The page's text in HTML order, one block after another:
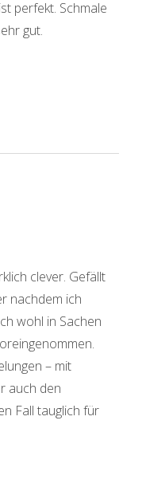
perfekt. Schmale
gut.
clever. Gefällt
nachdem ich
wohl in Sachen
– mit
auch den
Fall tauglich für